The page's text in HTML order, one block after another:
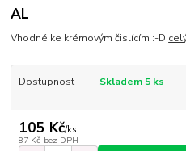
AL
Vhodné ke krémovým čislícím :-D
Dostupnost Skladem 5 ks
105 Kč/ks
87 Kč bez DPH